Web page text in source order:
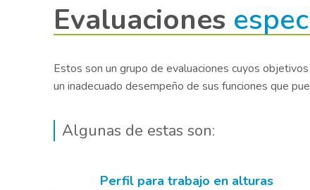
Evaluaciones
Estos son un grupo de evaluaciones cuyos
un inadecuado desempeño de sus funciones que
Algunas de estas son:
Perfil para trabajo en alturas